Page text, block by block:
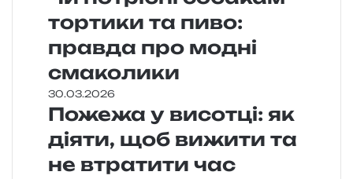
тортики та пиво:
правда про модні
смаколики
30.03.2026
Пожежа у висотці: як
діяти, щоб вижити та
не втратити час